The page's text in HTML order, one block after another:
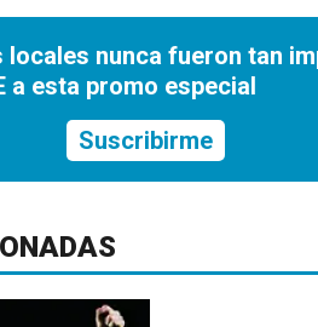
locales nunca fueron tan
a esta promo especial
Suscribirme